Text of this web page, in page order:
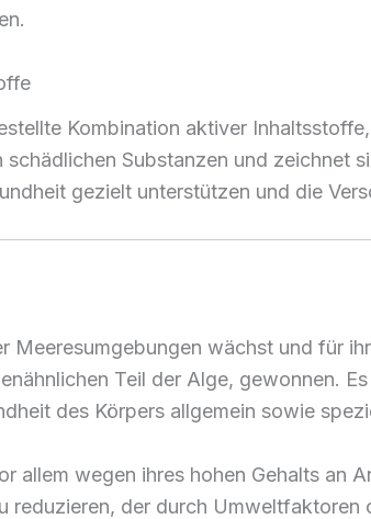
Kombination aktiver
Substanzen und zeichnet
gezielt unterstützen und die
Meeresumgebungen wächst und für
Teil der Alge, gewonnen.
des Körpers allgemein sowie
allem wegen ihres hohen Gehalts an
der durch